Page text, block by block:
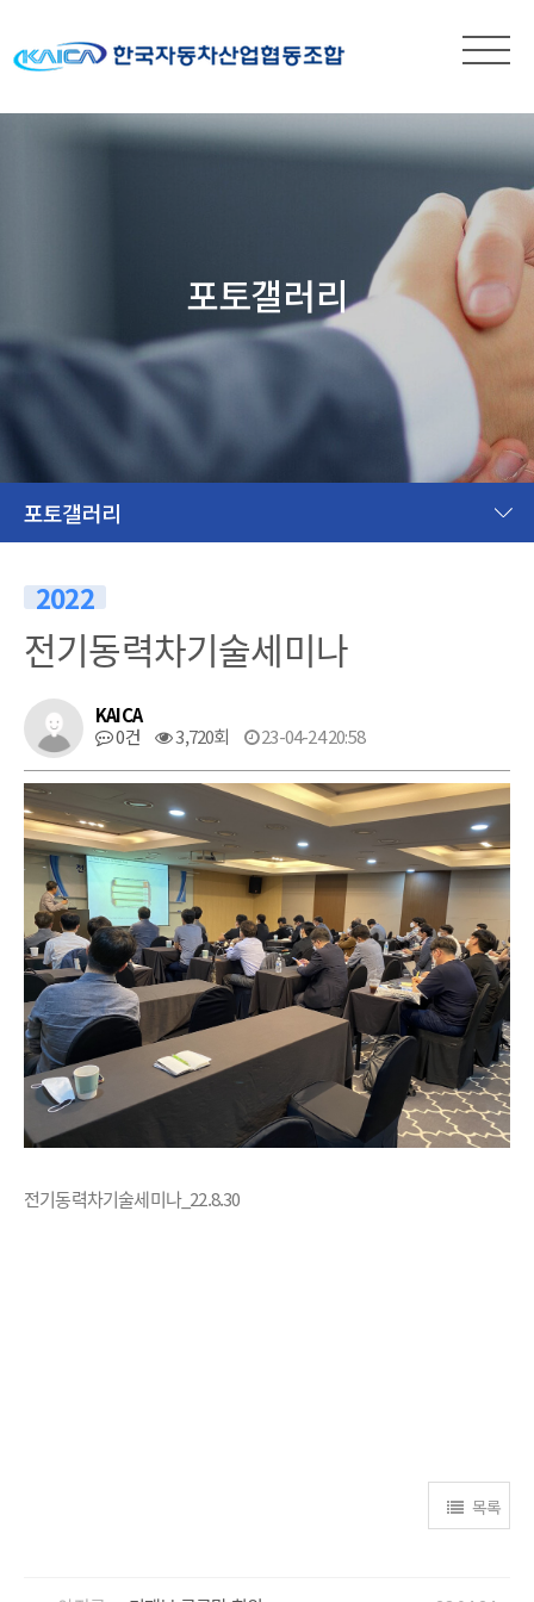
포토갤러리
포토갤러리
2022
전기동력차기술세미나
KAICA
0건
3,720회 23-04-24 20:58
전기동력차기술세미나_22.8.30
목록